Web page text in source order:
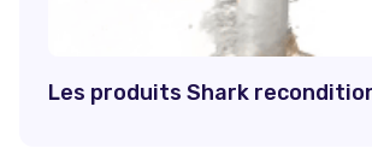
Les produits Shark